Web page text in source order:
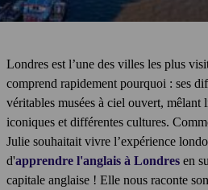
Londres est l’une des villes les plus
comprend rapidement pourquoi : ses
véritables musées à ciel ouvert, mêlant
iconiques et différentes cultures.
Julie souhaitait vivre l’expérience
d'apprendre l'anglais à Londres en
capitale anglaise ! Elle nous raconte